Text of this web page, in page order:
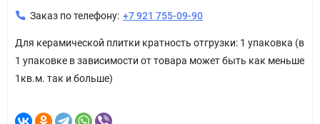
Заказ по телефону: +7 921 755-09-90
Для керамической плитки кратность отгрузки: 1 упаковка (в
1 упаковке в зависимости от товара может быть как меньше
1кв.м. так и больше)